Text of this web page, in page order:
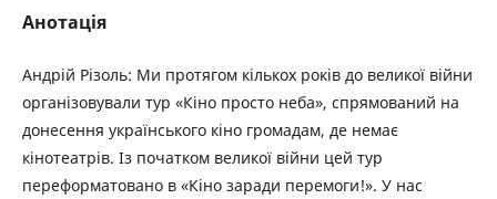
Анотація
Андрій Різоль: Ми протягом кількох років до великої війни
організовували тур «Кіно просто неба», спрямований на
донесення українського кіно громадам, де немає
кінотеатрів. Із початком великої війни цей тур
переформатовано в «Кіно заради перемоги!». У нас